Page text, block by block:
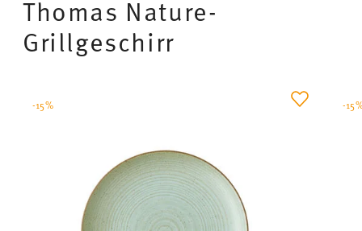
Thomas Nature-
Grillgeschirr
-15% -